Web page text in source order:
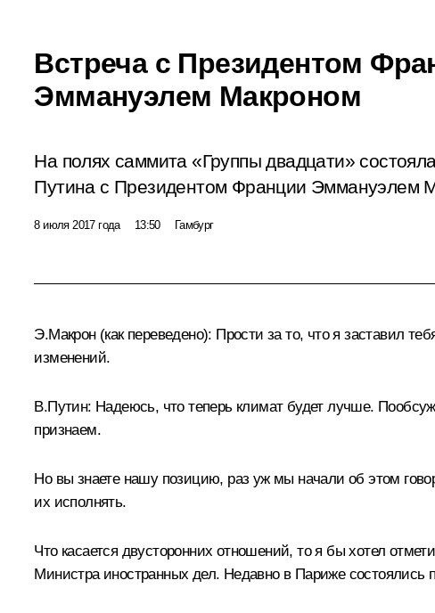
Встреча с Президентом
Эммануэлем Макроном
На полях саммита «Группы двадцати»
Путина с Президентом Франции Эммануэлем
8 июля 2017 года 13:50 Гамбург
Э.Макрон (как переведено): Прости за то, что я заставил
изменений.
В.Путин: Надеюсь, что теперь климат будет лучше.
признаем.
Но вы знаете нашу позицию, раз уж мы начали об этом
их исполнять.
Что касается двусторонних отношений, то я бы хотел
Министра иностранных дел. Недавно в Париже состоялись